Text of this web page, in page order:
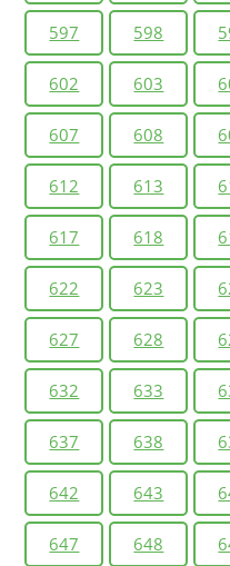
597 598
602 603
607 608
612 613
617 618
622 623
627 628
632 633
637 638
642 643
647 648